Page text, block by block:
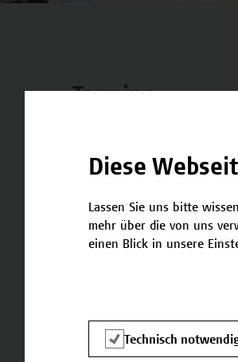
Termine
22.03.2024 - 15.06.2024
Kontakt
Diese
Lassen Sie uns bitte
mehr über die von uns
einen Blick in unsere
Technisch